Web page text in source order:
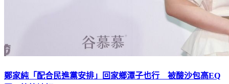
鄭家純「配合民進黨安排」回家鄉潭子也行 被酸沙包高EQ